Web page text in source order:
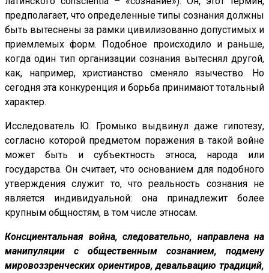
предполагает, что определенные типы сознания должны
быть вытеснены за рамки цивилизованно допустимых и
приемлемых форм. Подобное происходило и раньше,
когда один тип организации сознания вытеснял другой,
как, например, христианство сменяло язычество. Но
сегодня эта конкуренция и борьба принимают тотальный
характер.
Исследователь Ю. Громыко выдвинул даже гипотезу,
согласно которой предметом поражения в такой войне
может быть и субъектность этноса, народа или
государства. Он считает, что основанием для подобного
утверждения служит то, что реальность сознания не
является индивидуальной: она принадлежит более
крупным общностям, в том числе этносам.
Консциентальная война, следовательно, направлена на
манипуляции с общественным сознанием, подмену
мировоззренческих ориентиров, девальвацию традиций,